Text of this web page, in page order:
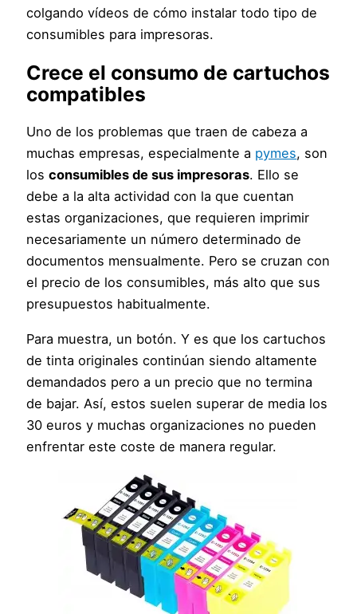
colgando vídeos de cómo instalar todo tipo de
consumibles para impresoras.
Crece el consumo de cartuchos
compatibles
Uno de los problemas que traen de cabeza a
muchas empresas, especialmente a pymes, son
losconsumibles de sus impresoras. Ello se
debe a la alta actividad con la que cuentan
estas organizaciones, que requieren imprimir
necesariamente un número determinado de
documentos mensualmente. Pero se cruzan con
el precio de los consumibles, más alto que sus
presupuestos habitualmente.
Para muestra, un botón. Y es que los cartuchos
de tinta originales continúan siendo altamente
demandados pero a un precio que no termina
de bajar. Así, estos suelen superar de media los
30 euros y muchas organizaciones no pueden
enfrentar este coste de manera regular.